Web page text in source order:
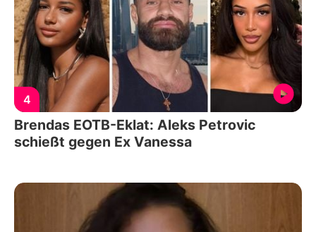
4
Brendas EOTB-Eklat: Aleks Petrovic
schießt gegen Ex Vanessa